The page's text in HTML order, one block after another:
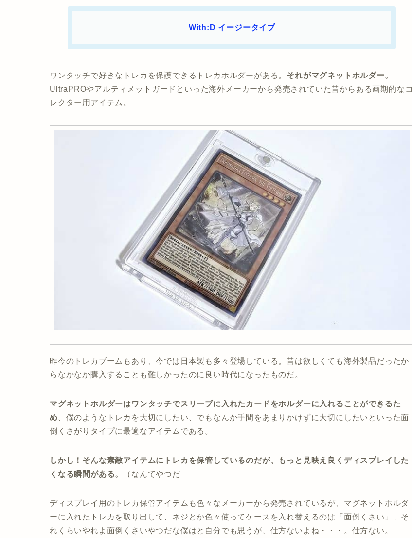
With:D イージータイプ
ワンタッチで好きなトレカを保護できるトレカホルダーがある。 それがマグネットホルダー。
UltraPROやアルティメットガードといった海外メーカーから発売されていた昔からある画期的なコ
レクター用アイテム。
昨今のトレカブームもあり、今では日本製も多々登場している。昔は欲しくても海外製品だったか
らなかなか購入することも難しかったのに良い時代になったものだ。
マグネットホルダーはワンタッチでスリーブに入れたカードをホルダーに入れることができるた
め 、僕のようなトレカを大切にしたい、でもなんか手間をあまりかけずに大切にしたいといった面
倒くさがりタイプに最適なアイテムである。
しかし！そんな素敵アイテムにトレカを保管しているのだが、もっと見映え良くディスプレイした
くなる瞬間がある。
（なんてやつだ
ディスプレイ用のトレカ保管アイテムも色々なメーカーから発売されているが、マグネットホルダ
ーに入れたトレカを取り出して、ネジとか色々使ってケースを入れ替えるのは「面倒くさい」。そ
れくらいやれよ面倒くさいやつだな僕はと自分でも思うが、仕方ないよね・・・。仕方ない。